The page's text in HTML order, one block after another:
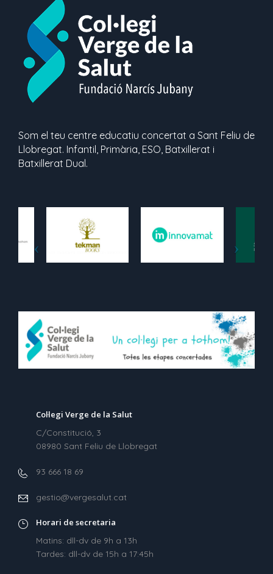
Som el teu centre educatiu concertat a Sant Feliu de
Llobregat. Infantil, Primària, ESO, Batxillerat i
Batxillerat Dual.
Col·legi Verge de la Salut
C/Constitució, 3
08980 Sant Feliu de Llobregat
93 666 18 69
gestio@vergesalut.cat
Horari de secretaria
Matins: dll-dv de 9h a 13h
Tardes: dll-dv de 15h a 17:45h